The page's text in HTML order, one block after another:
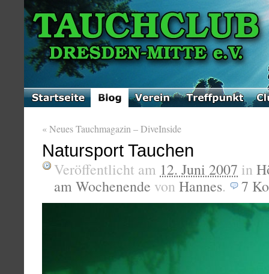
«Neues Tauchmagazin – DiveInside
Natursport Tauchen
Veröffentlicht am 12. Juni 2007 in
am Wochenende von Hannes. 7